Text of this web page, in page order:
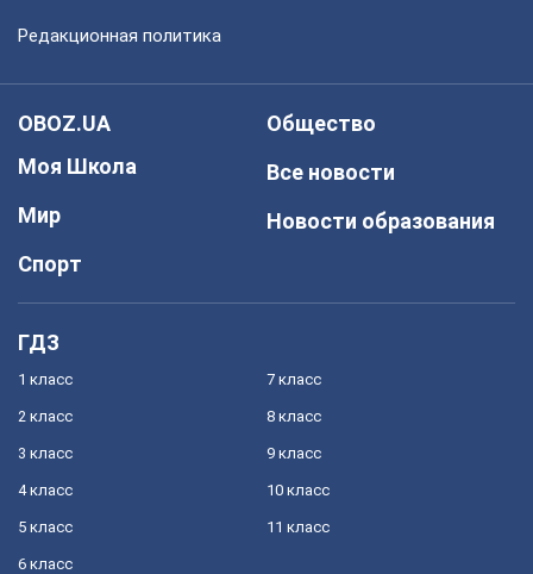
Редакционная политика
OBOZ.UA
Моя Школа
Мир
Спорт
Общество
Все новости
Новости образования
ГДЗ
1 класс
2 класс
3 класс
4 класс
5 класс
6 класс
7 класс
8 класс
9 класс
10 класс
11 класс